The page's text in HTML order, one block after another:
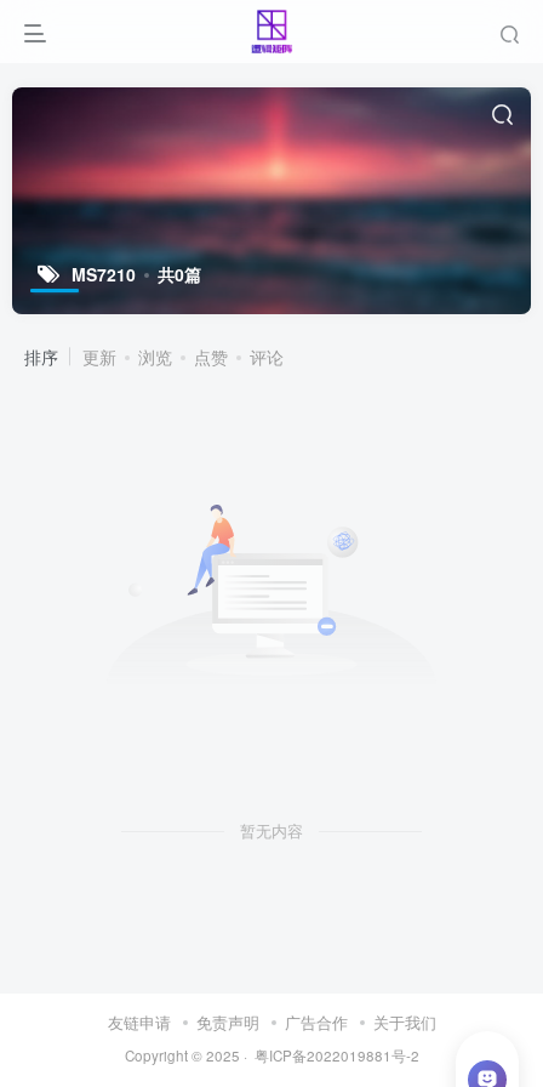
MS7210 共0篇
排序 更新 浏览 点赞 评论
暂无内容
友链申请 免责声明 广告合作 关于我们
Copyright © 2025 · 粤ICP备2022019881号-2